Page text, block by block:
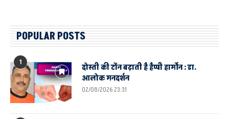
POPULAR POSTS
1
दोस्ती की टोंन बढ़ाती है हैप्पी हार्मोन : डा.
आलोक मनदर्शन
02/08/2026 23:31